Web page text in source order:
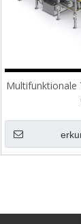
Multifunktionale